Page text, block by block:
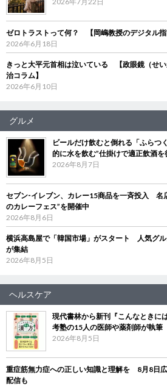
ゼロトラストって何？ 【岡嶋教授のデジタル指
2026年6月18日
きっと大平元首相は泣いている 【政眼鏡（せ
治コラム】
2026年6月10日
グルメ
ビールだけ飲むと倒れる「ふら
的に水を飲む”仕掛けで適正飲酒を
2026年8月7日
セブン‐イレブン、カレー15商品を一斉投入 名
のカレーフェス”を開催中
2026年8月6日
横浜高島屋で「韓国市場」がスタート 人気グ
が集結
2026年8月5日
ヘルスケア
現代書林から新刊『こんなとき
考塾の15人の医師や薬剤師が執筆
2026年8月5日
重症筋無力症への正しい知識と理解を 8月8日
配信も